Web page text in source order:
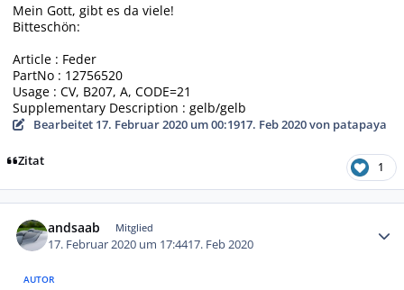
Mein Gott, gibt es da viele!
Bitteschön:
Article : Feder
PartNo : 12756520
Usage : CV, B207, A, CODE=21
Supplementary Description : gelb/gelb
Bearbeitet 17. Februar 2020 um 00:1917. Feb 2020von patapaya
Zitat 1
andsaab Mitglied
17. Februar 2020 um 17:4417. Feb 2020
AUTOR